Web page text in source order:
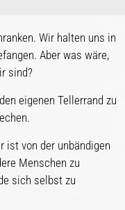
Wir halten uns in
Aber was wäre,
sind?
eigenen Tellerrand zu
ist von der unbändigen
Menschen zu
sich selbst zu